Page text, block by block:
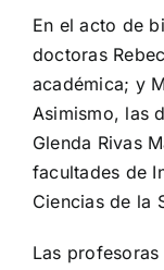
En el acto de
doctoras
académica; y
Asimismo, las
Glenda Rivas
facultades de
Ciencias de la
Las